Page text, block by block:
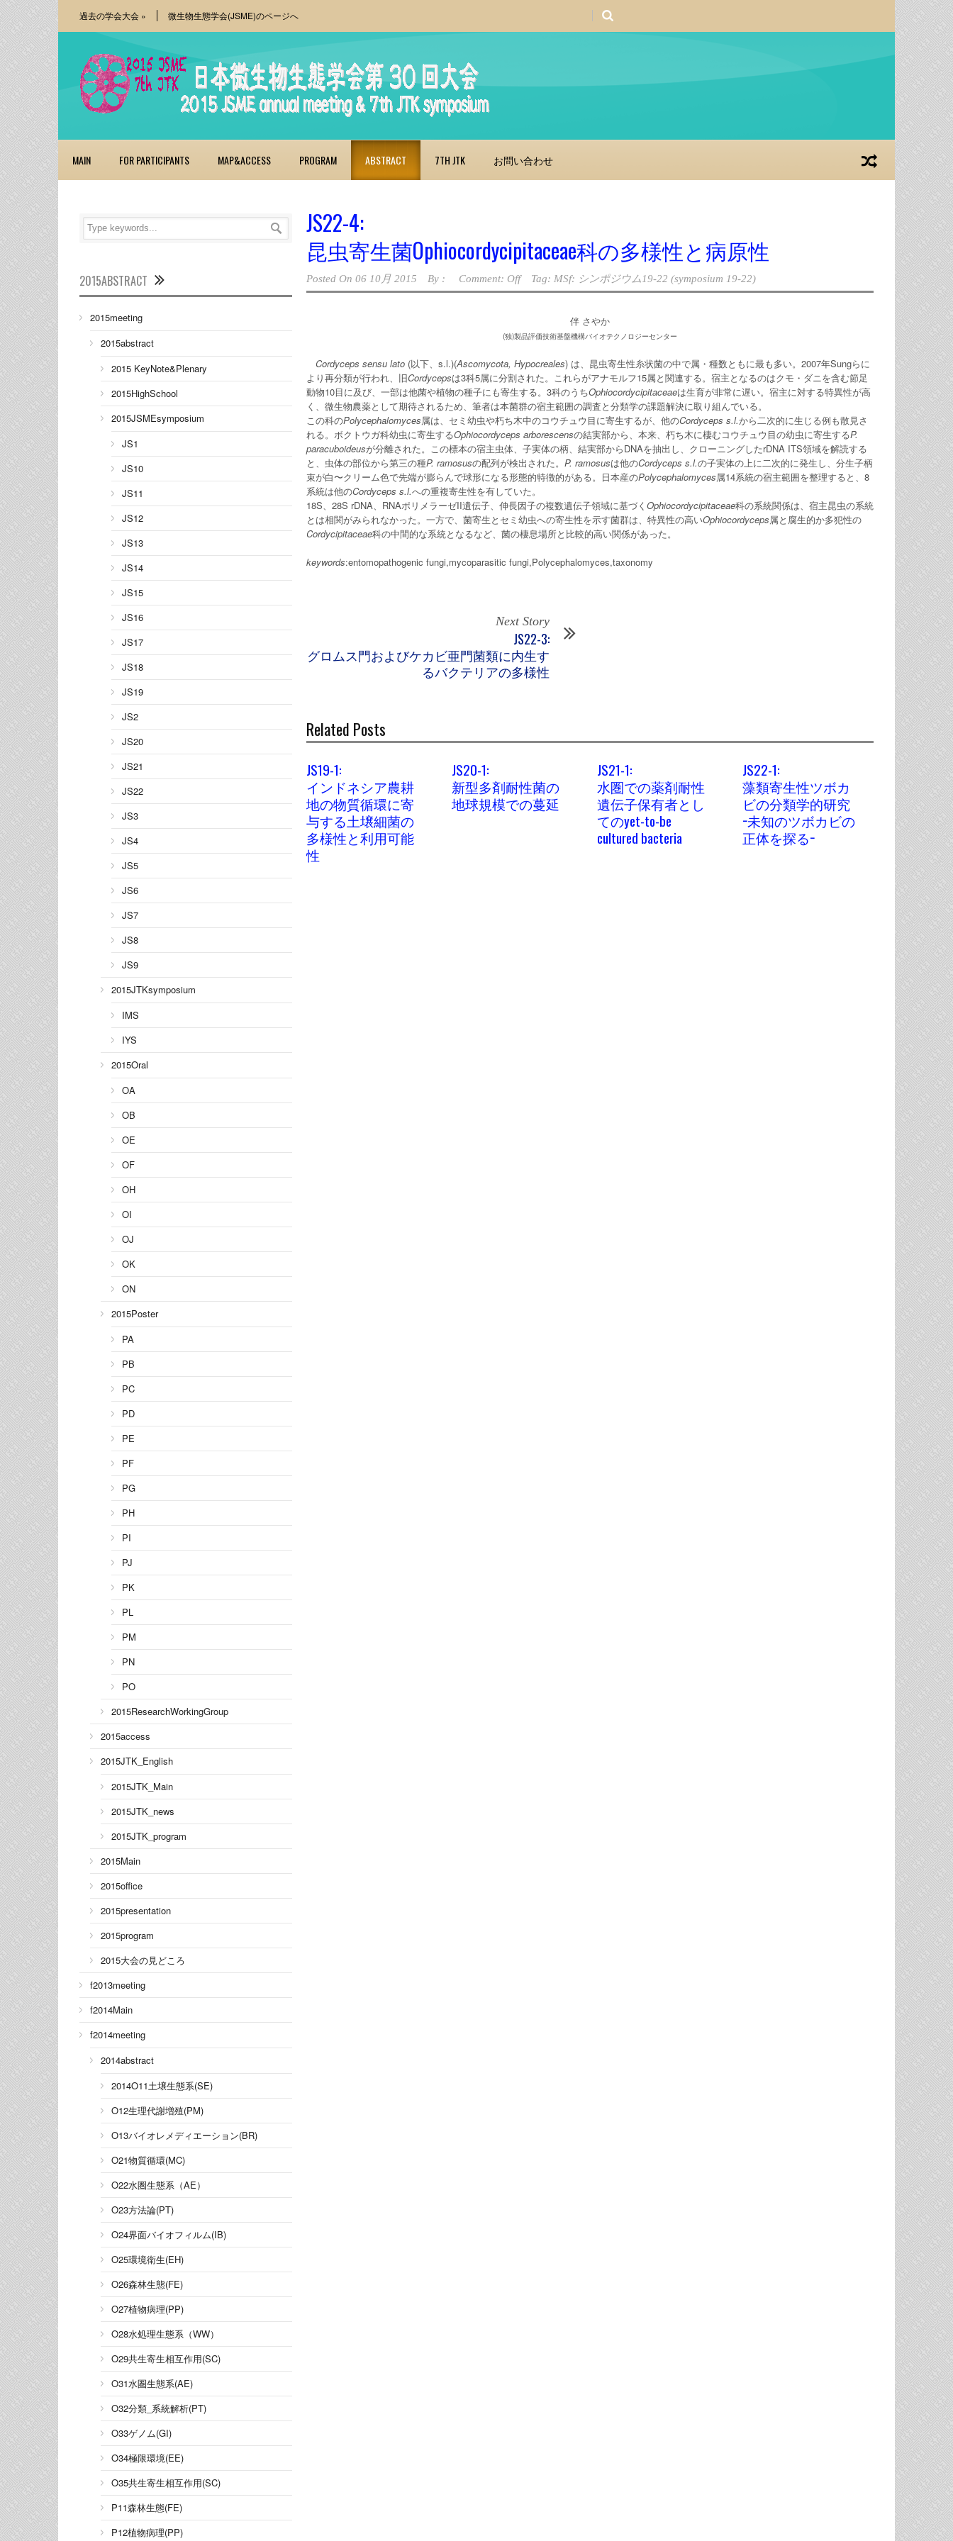
過去の学会大会 » 微生物生態学会(JSME)のページへ
MAIN FOR PARTICIPANTS MAP&ACCESS PROGRAM ABSTRACT 7TH JTK お問い合わせ
JS22-4:
昆虫寄生菌Ophiocordycipitaceae科の多様性と病原性
Posted On 06 10月 2015 By : Comment: Off Tag: MSf: シンポジウム19-22 (symposium 19-22)
伴 さやか
(独)製品評価技術基盤機構バイオテクノロジーセンター
Cordyceps sensu lato (以下、s.l.)(Ascomycota, Hypocreales) は、昆虫寄生性糸状菌の中で属・種数ともに最も多い。2007年Sungらに
より再分類が行われ、旧Cordycepsは3科5属に分割された。これらがアナモルフ15属と関連する。宿主となるのはクモ・ダニを含む節足
動物10目に及び、一部は他菌や植物の種子にも寄生する。3科のうちOphiocordycipitaceaeは生育が非常に遅い。宿主に対する特異性が高
く、微生物農薬として期待されるため、筆者は本菌群の宿主範囲の調査と分類学の課題解決に取り組んでいる。
この科のPolycephalomyces属は、セミ幼虫や朽ち木中のコウチュウ目に寄生するが、他のCordyceps s.l.から二次的に生じる例も散見さ
れる。ボクトウガ科幼虫に寄生するOphiocordyceps arborescensの結実部から、本来、朽ち木に棲むコウチュウ目の幼虫に寄生するP.
paracuboideusが分離された。この標本の宿主虫体、子実体の柄、結実部からDNAを抽出し、クローニングしたrDNA ITS領域を解読する
と、虫体の部位から第三の種P. ramosusの配列が検出された。 P. ramosusは他のCordyceps s.l.の子実体の上に二次的に発生し、分生子柄
束が白〜クリーム色で先端が膨らんで球形になる形態的特徴的がある。日本産のPolycephalomyces属14系統の宿主範囲を整理すると、8
系統は他のCordyceps s.l.への重複寄生性を有していた。
18S、28S rDNA、RNAポリメラーゼII遺伝子、伸長因子の複数遺伝子領域に基づく Ophiocordycipitaceae科の系統関係は、宿主昆虫の系統
とは相関がみられなかった。一方で、菌寄生とセミ幼虫への寄生性を示す菌群は、特異性の高いOphiocordyceps属と腐生的か多犯性の
Cordycipitaceae科の中間的な系統となるなど、菌の棲息場所と比較的高い関係があった。
keywords:entomopathogenic fungi,mycoparasitic fungi,Polycephalomyces,taxonomy
Next Story
JS22-3:
グロムス門およびケカビ亜門菌類に内生す
るバクテリアの多様性
Related Posts
JS19-1:
インドネシア農耕
地の物質循環に寄
与する土壌細菌の
多様性と利用可能
性
JS20-1:
新型多剤耐性菌の
地球規模での蔓延
JS21-1:
水圏での薬剤耐性
遺伝子保有者とし
てのyet-to-be
cultured bacteria
JS22-1:
藻類寄生性ツボカ
ビの分類学的研究
−未知のツボカビの
正体を探る−
2015ABSTRACT
2015meeting
2015abstract
2015 KeyNote&Plenary
2015HighSchool
2015JSMEsymposium
JS1
JS10
JS11
JS12
JS13
JS14
JS15
JS16
JS17
JS18
JS19
JS2
JS20
JS21
JS22
JS3
JS4
JS5
JS6
JS7
JS8
JS9
2015JTKsymposium
IMS
IYS
2015Oral
OA
OB
OE
OF
OH
OI
OJ
OK
ON
2015Poster
PA
PB
PC
PD
PE
PF
PG
PH
PI
PJ
PK
PL
PM
PN
PO
2015ResearchWorkingGroup
2015access
2015JTK_English
2015JTK_Main
2015JTK_news
2015JTK_program
2015Main
2015office
2015presentation
2015program
2015大会の見どころ
f2013meeting
f2014Main
f2014meeting
2014abstract
2014O11土壌生態系(SE)
O12生理代謝増殖(PM)
O13バイオレメディエーション(BR)
O21物質循環(MC)
O22水圏生態系（AE）
O23方法論(PT)
O24界面バイオフィルム(IB)
O25環境衛生(EH)
O26森林生態(FE)
O27植物病理(PP)
O28水処理生態系（WW）
O29共生寄生相互作用(SC)
O31水圏生態系(AE)
O32分類_系統解析(PT)
O33ゲノム(GI)
O34極限環境(EE)
O35共生寄生相互作用(SC)
P11森林生態(FE)
P12植物病理(PP)